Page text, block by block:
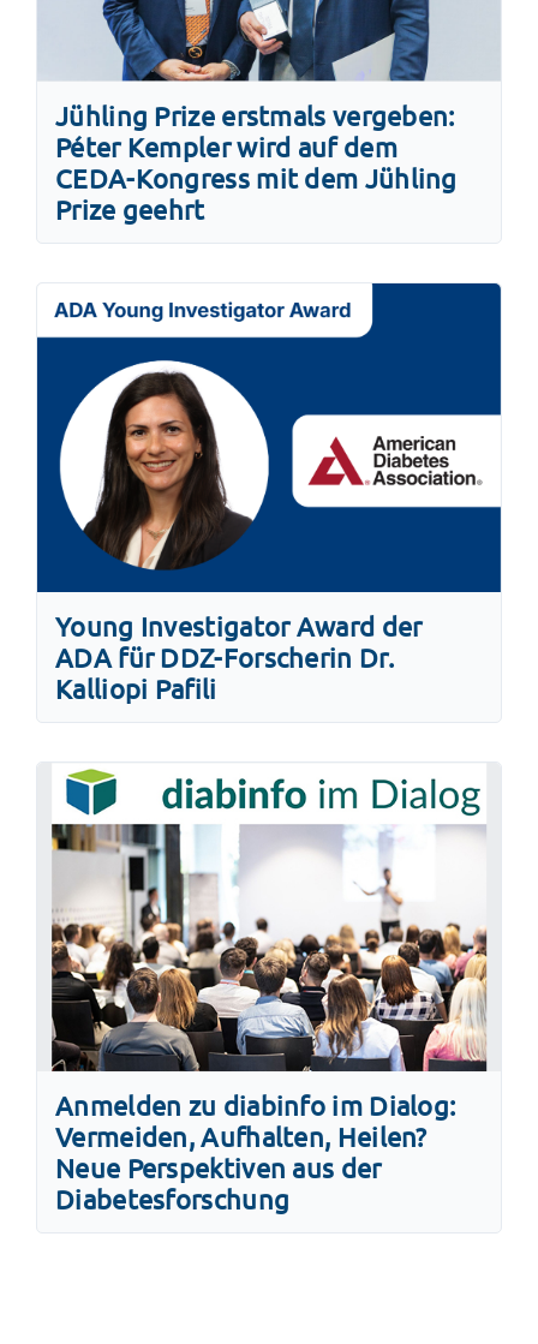
Jühling Prize erstmals vergeben:
Péter Kempler wird auf dem
CEDA-Kongress mit dem Jühling
Prize geehrt
Young Investigator Award der
ADA für DDZ-Forscherin Dr.
Kalliopi Pafili
Anmelden zu diabinfo im Dialog:
Vermeiden, Aufhalten, Heilen?
Neue Perspektiven aus der
Diabetesforschung